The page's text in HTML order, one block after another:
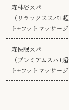
森林浴スパ
（リラックススパ+
ト+フットマッサージ
森快眠スパ
（プレミアムスパ+
ト+フットマッサージ